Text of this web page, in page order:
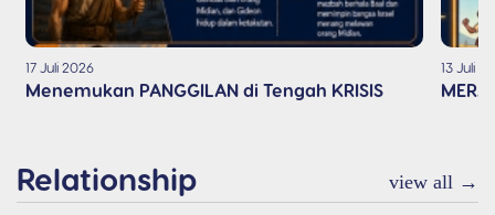
17 Juli 2026
Menemukan PANGGILAN di Tengah KRISIS
13 Juli
Relationship view all →